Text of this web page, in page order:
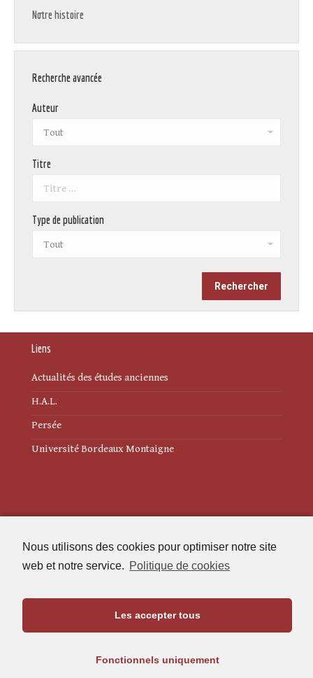
Nous utilisons des cookies pour optimiser notre site
web et notre service. Politique de cookies
Les accepter tous
Fonctionnels uniquement
Notre histoire
Recherche avancée
Auteur
Titre
Type de publication
Liens
Actualités des études anciennes
H.A.L.
Persée
Université Bordeaux Montaigne
Politique de cookies (UE)
Maison de l'Archéologie